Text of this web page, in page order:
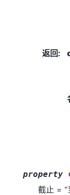
返回:
property
截止 = “